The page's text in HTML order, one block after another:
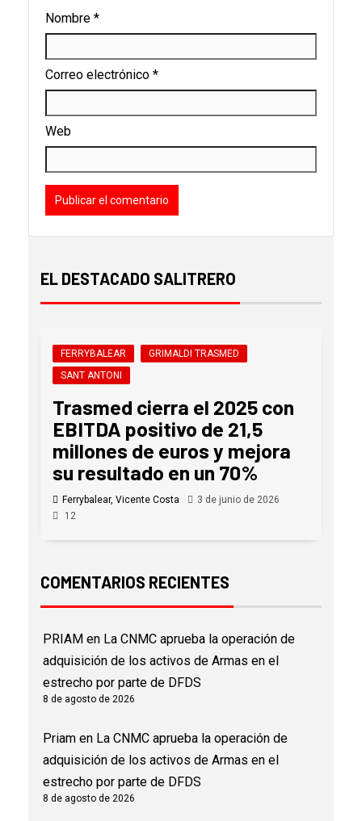
Nombre *
Correo electrónico *
Web
EL DESTACADO SALITRERO
FERRYBALEAR
GRIMALDI TRASMED
SANT ANTONI
Trasmed cierra el 2025 con
EBITDA positivo de 21,5
millones de euros y mejora
su resultado en un 70%
Ferrybalear, Vicente Costa
3 de junio de 2026
12
COMENTARIOS RECIENTES
PRIAM en La CNMC aprueba la operación de
adquisición de los activos de Armas en el
estrecho por parte de DFDS
8 de agosto de 2026
Priam en La CNMC aprueba la operación de
adquisición de los activos de Armas en el
estrecho por parte de DFDS
8 de agosto de 2026